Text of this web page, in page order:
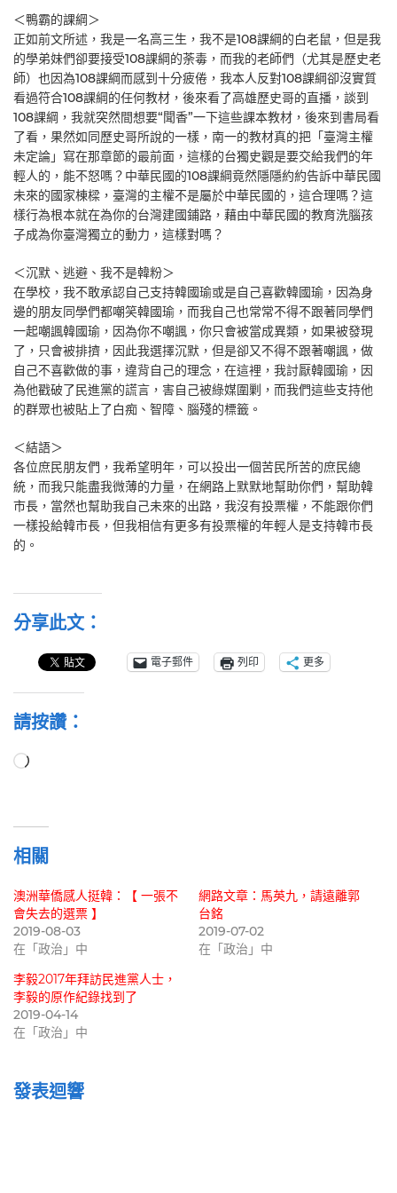
＜鴨霸的課綱＞
正如前文所述，我是一名高三生，我不是108課綱的白老鼠，但是我
的學弟妹們卻要接受108課綱的荼毒，而我的老師們（尤其是歷史老
師）也因為108課綱而感到十分疲倦，我本人反對108課綱卻沒實質
看過符合108課綱的任何教材，後來看了高雄歷史哥的直播，談到
108課綱，我就突然間想要“聞香”一下這些課本教材，後來到書局看
了看，果然如同歷史哥所說的一樣，南一的教材真的把「臺灣主權
未定論」寫在那章節的最前面，這樣的台獨史觀是要交給我們的年
輕人的，能不怒嗎？中華民國的108課綱竟然隱隱約約告訴中華民國
未來的國家棟樑，臺灣的主權不是屬於中華民國的，這合理嗎？這
樣行為根本就在為你的台灣建國鋪路，藉由中華民國的教育洗腦孩
子成為你臺灣獨立的動力，這樣對嗎？
＜沉默、逃避、我不是韓粉＞
在學校，我不敢承認自己支持韓國瑜或是自己喜歡韓國瑜，因為身
邊的朋友同學們都嘲笑韓國瑜，而我自己也常常不得不跟著同學們
一起嘲諷韓國瑜，因為你不嘲諷，你只會被當成異類，如果被發現
了，只會被排擠，因此我選擇沉默，但是卻又不得不跟著嘲諷，做
自己不喜歡做的事，違背自己的理念，在這裡，我討厭韓國瑜，因
為他戳破了民進黨的謊言，害自己被綠媒圍剿，而我們這些支持他
的群眾也被貼上了白痴、智障、腦殘的標籤。
＜結語＞
各位庶民朋友們，我希望明年，可以投出一個苦民所苦的庶民總
統，而我只能盡我微薄的力量，在網路上默默地幫助你們，幫助韓
市長，當然也幫助我自己未來的出路，我沒有投票權，不能跟你們
一樣投給韓市長，但我相信有更多有投票權的年輕人是支持韓市長
的。
分享此文：
電子郵件 列印 更多
請按讚：
正
相關
澳洲華僑感人挺韓：【 一張不
會失去的選票 】
2019-08-03
在「政治」中
網路文章：馬英九，請遠離郭
台銘
2019-07-02
在「政治」中
李毅2017年拜訪民進黨人士，
李毅的原作紀錄找到了
2019-04-14
在「政治」中
發表迴響